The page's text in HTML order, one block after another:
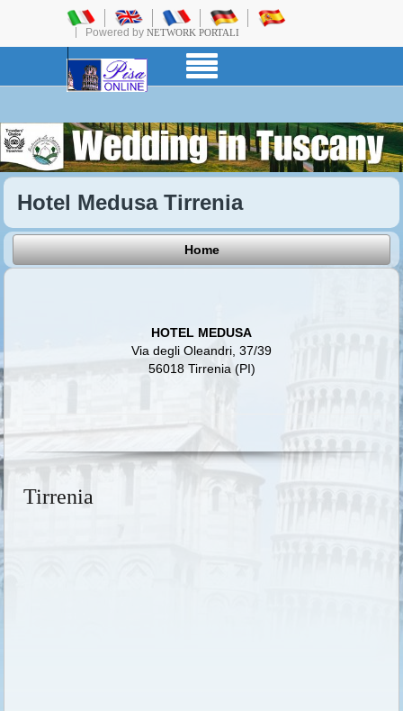
Powered by NETWORK PORTALI
Hotel Medusa Tirrenia
Home
HOTEL MEDUSA
Via degli Oleandri, 37/39
56018 Tirrenia (PI)
Tirrenia